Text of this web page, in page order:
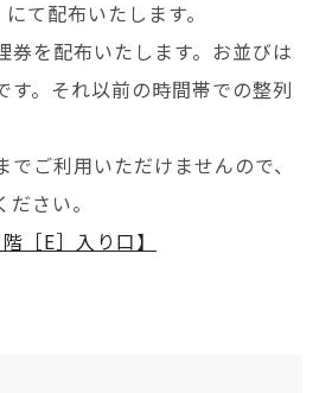
て配布いたします。
を配布いたします。お並びは
す。それ以前の時間帯での整列
ご利用いただけませんので、
さい。
［E］入り口】